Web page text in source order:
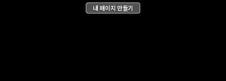
내 페이지 만들기